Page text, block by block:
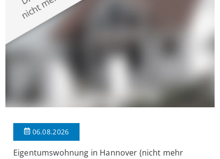
verbindet. Der […]
06.08.2026
Eigentumswohnung in Hannover (nicht mehr